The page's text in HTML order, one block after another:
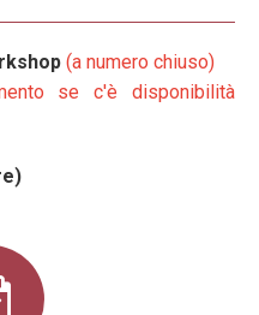
(a numero chiuso)
se c'è disponibilità